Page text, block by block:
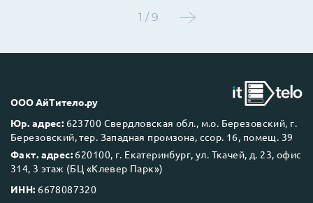
Next Business Day (NBD)
1 / 9
ООО АйТитело.ру
Юр. адрес: 623700 Свердловская обл., м.о. Березовский, г.
Березовский, тер. Западная промзона, ссор. 16, помещ. 39
Факт. адрес: 620100, г. Екатеринбург, ул. Ткачей, д. 23, офис
314, 3 этаж (БЦ «Клевер Парк»)
ИНН: 6678087320